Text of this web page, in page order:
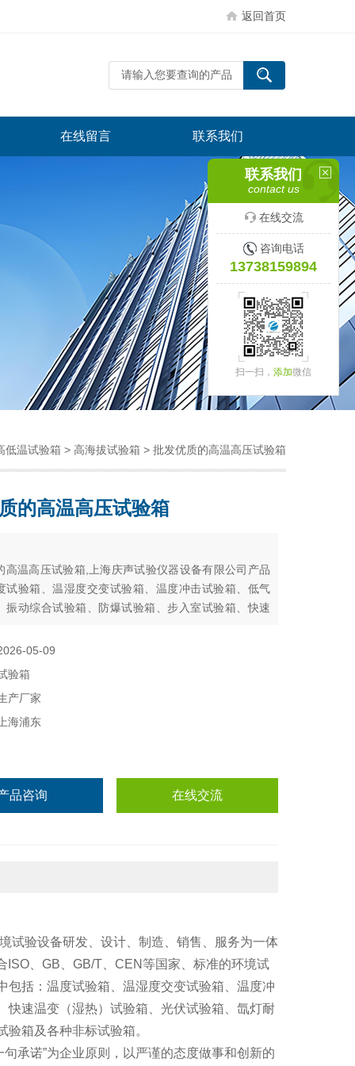
返回首页
在线留言 联系我们
低温试验箱 > 高海拔试验箱 > 批发优质的高温高压试验箱
的高温高压试验箱
高温高压试验箱,上海庆声试验仪器设备有限公司产品
试验箱、温湿度交变试验箱、温度冲击试验箱、低气
振动综合试验箱、防爆试验箱、步入室试验箱、快速
箱、臭氧老化试验箱、淋雨、防尘、盐雾试验箱及各
05-09
验箱
产厂家
海浦东
品咨询 在线交流
试验设备研发、设计、制造、销售、服务为一体
、GB、GB/T、CEN等国家、标准的环境试
括：温度试验箱、温湿度交变试验箱、温度冲
快速温变（湿热）试验箱、光伏试验箱、氙灯耐
验箱及各种非标试验箱。
承诺”为企业原则，以严谨的态度做事和创新的
联系我们
contact us
在线交流
咨询电话
13738159894
扫一扫， 添加微信